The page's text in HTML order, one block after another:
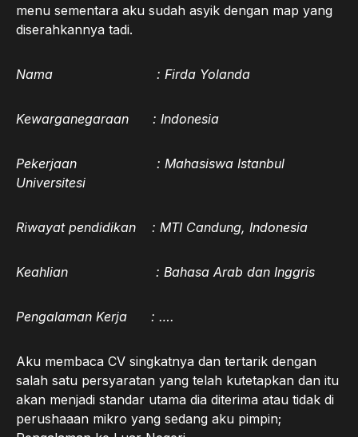
menu sementara aku sudah asyik dengan map yang
diserahkannya tadi.
Nama : Firda Yolanda
Kewarganegaraan : Indonesia
Pekerjaan : Mahasiswa Istanbul
Universitesi
Riwayat pendidikan : MTI Candung, Indonesia
Keahlian : Bahasa Arab dan Inggris
Pengalaman Kerja : ….
Aku membaca CV singkatnya dan tertarik dengan
salah satu persyaratan yang telah kutetapkan dan itu
akan menjadi standar utama dia diterima atau tidak di
perushaaan mikro yang sedang aku pimpin;